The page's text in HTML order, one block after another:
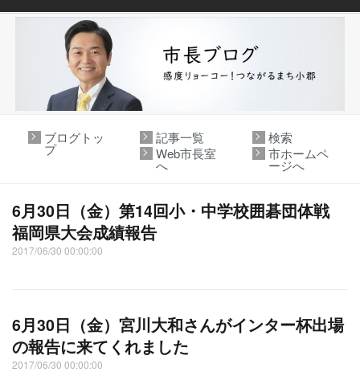
ブログトッ
プ
記事一覧
検索
Web市長室
へ
市ホームペ
ージへ
6月30日（金）第14回小・中学校囲碁団体戦
福岡県大会成績報告
2017/06/30 00:00:00
6月30日（金）宮川大和さんがインター杯出場
の報告に来てくれました
2017/06/30 00:00:00